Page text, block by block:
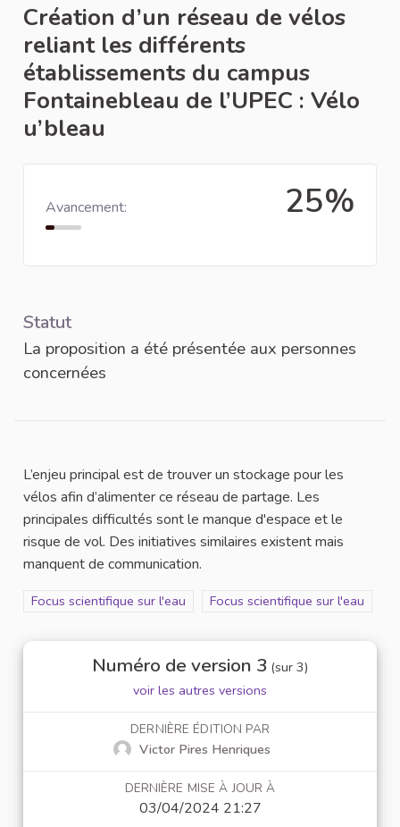
Création d’un réseau de vélos
reliant les différents
établissements du campus
Fontainebleau de l’UPEC : Vélo
u’bleau
Avancement: 25%
Statut
La proposition a été présentée aux personnes
concernées
L’enjeu principal est de trouver un stockage pour les
vélos afin d’alimenter ce réseau de partage. Les
principales difficultés sont le manque d'espace et le
risque de vol. Des initiatives similaires existent mais
manquent de communication.
Filtrer les résultats de la catégorie : Focus scientifique sur l'eau
Focus scientifique sur l'eau Filtrer les résultats pour le
Focus scientifique sur l'eau
Numéro de version 3 (sur 3)
voir les autres versions
DERNIÈRE ÉDITION PAR
Victor Pires Henriques
DERNIÈRE MISE À JOUR À
03/04/2024 21:27